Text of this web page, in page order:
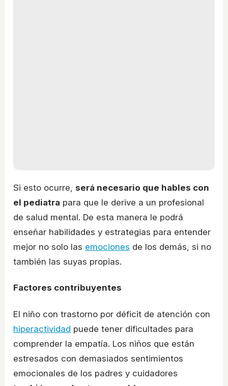
Si esto ocurre, será necesario que hables con
el pediatra para que le derive a un profesional
de salud mental. De esta manera le podrá
enseñar habilidades y estrategias para entender
mejor no solo las emociones de los demás, si no
también las suyas propias.
Factores contribuyentes
El niño con trastorno por déficit de atención con
hiperactividad puede tener dificultades para
comprender la empatía. Los niños que están
estresados con demasiados sentimientos
emocionales de los padres y cuidadores